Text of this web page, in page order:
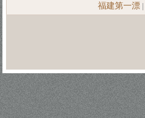
福建第一漂